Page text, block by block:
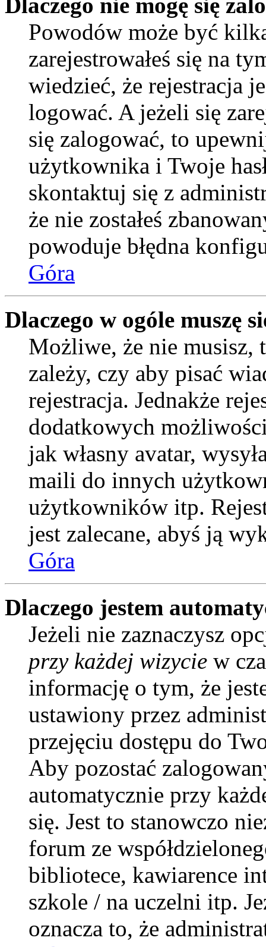
Dlaczego nie mogę się
Powodów może być
zarejestrowałeś się na
wiedzieć, że rejestracja
logować. A jeżeli się
się zalogować, to
użytkownika i Twoje
skontaktuj się z
że nie zostałeś
powoduje błędna
Góra
Dlaczego w ogóle muszę
Możliwe, że nie musisz,
zależy, czy aby pisać
rejestracja. Jednakże
dodatkowych
jak własny avatar,
maili do innych
użytkowników itp.
jest zalecane, abyś ją
Góra
Dlaczego jestem
Jeżeli nie zaznaczysz
przy każdej wizycie w
informację o tym, że
ustawiony przez
przejęciu dostępu do
Aby pozostać
automatycznie przy
się. Jest to stanowczo
forum ze
bibliotece, kawiarence
szkole / na uczelni itp.
oznacza to, że